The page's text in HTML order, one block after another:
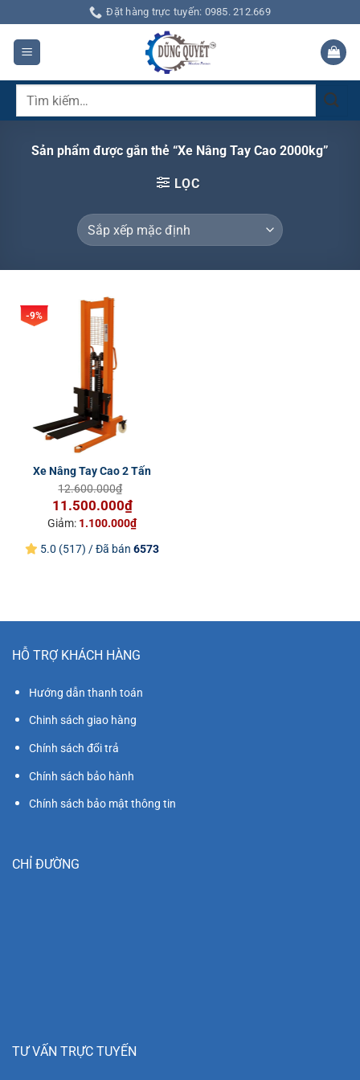
qua
dung
Đặt hàng trực tuyến: 0985. 212.669
Tìm
Sản phẩm được gắn thẻ “Xe Nâng Tay Cao 2000kg”
LỌC
-9%
Xe Nâng Tay Cao 2 Tấn
12.600.000₫
Giá
gốc
12.600.000₫.
11.500.000₫Giá
hiện
là:
Giảm: 1.100.000₫
5.0 (517) / Đã bán 6573
HỖ TRỢ KHÁCH HÀNG
Hướng dẫn thanh toán
Chinh sách giao hàng
Chính sách đổi trả
Chính sách bảo hành
Chính sách bảo mật thông tin
CHỈ ĐƯỜNG
TƯ VẤN TRỰC TUYẾN